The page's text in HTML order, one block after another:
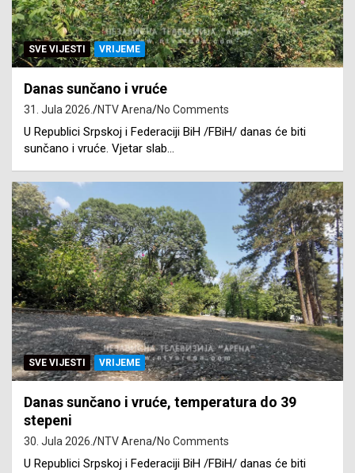
SVE VIJESTI VRIJEME
Danas sunčano i vruće
31. Jula 2026. NTV Arena No Comments
U Republici Srpskoj i Federaciji BiH /FBiH/ danas će biti
sunčano i vruće. Vjetar slab…
SVE VIJESTI VRIJEME
Danas sunčano i vruće, temperatura do 39
stepeni
30. Jula 2026. NTV Arena No Comments
U Republici Srpskoj i Federaciji BiH /FBiH/ danas će biti